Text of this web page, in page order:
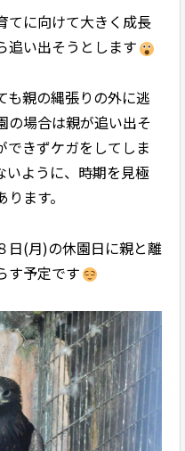
てに向けて大きく成長
追い出そうとします
も親の縄張りの外に逃
の場合は親が追い出そ
できずケガをしてしま
いように、時期を見極
ます。
日(月)の休園日に親と離
す予定です